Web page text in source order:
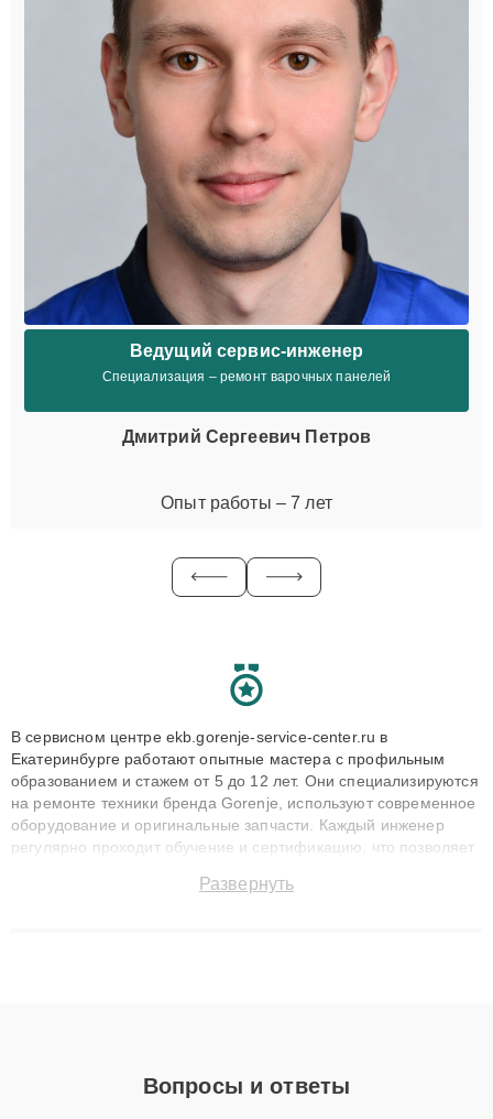
Ведущий сервис-инженер
Специализация – ремонт варочных панелей
Дмитрий Сергеевич Петров
Опыт работы – 7 лет
В сервисном центре ekb.gorenje-service-center.ru в
Екатеринбурге работают опытные мастера с профильным
образованием и стажем от 5 до 12 лет. Они специализируются
на ремонте техники бренда Gorenje, используют современное
оборудование и оригинальные запчасти. Каждый инженер
регулярно проходит обучение и сертификацию, что позволяет
технику с сохранением гарантии до 3 лет. Наши мастера
Развернуть
Вопросы и ответы